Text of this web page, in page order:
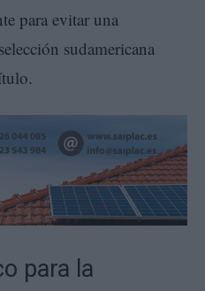
para evitar una
sudamericana
para la